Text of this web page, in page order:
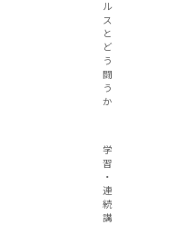
ル
ス
と
ど
う
闘
う
か
学
習
・
連
続
講